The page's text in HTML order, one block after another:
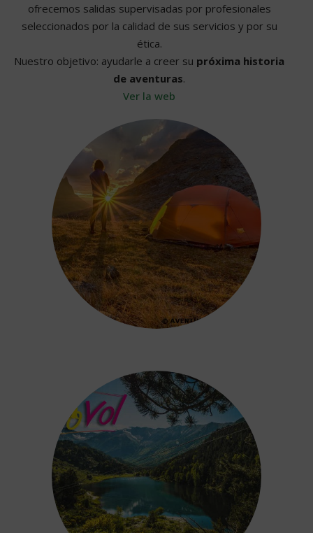
ofrecemos salidas supervisadas por profesionales
seleccionados por la calidad de sus servicios y por su
ética.
Nuestro objetivo: ayudarle a creer su próxima historia
de aventuras.
Ver la web